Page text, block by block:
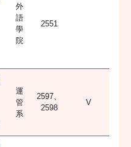
外
語
學
院
2551
運
管
系
2597、
2598
V